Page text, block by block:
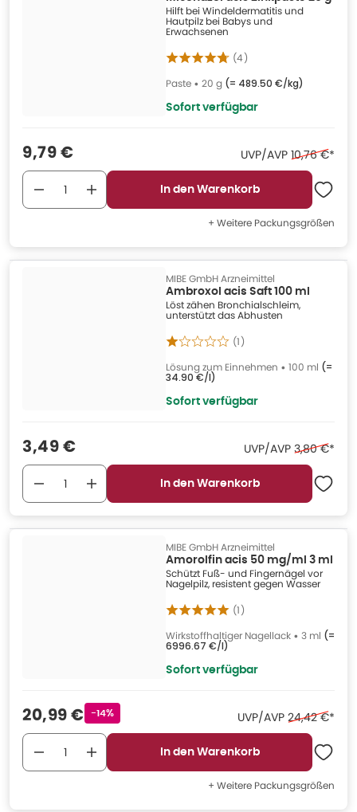
Hilft bei Windeldermatitis und
Hautpilz bei Babys und
Erwachsenen
(4)
Paste • 20 g (= 489.50 €/kg)
Sofort verfügbar
Verkaufspreis
9,79 € UVP/AVP Ehemaliger
10,76 €*
In den Warenkorb
+ Weitere Packungsgrößen
MIBE GmbH Arzneimittel
Ambroxol acis Saft 100 ml
Löst zähen Bronchialschleim,
unterstützt das Abhusten
(1)
Lösung zum Einnehmen • 100 ml (=
34.90 €/l)
Sofort verfügbar
Verkaufspreis
3,49 € UVP/AVP Ehemaliger
3,80 €*
In den Warenkorb
MIBE GmbH Arzneimittel
Amorolfin acis 50 mg/ml 3 ml
Schützt Fuß- und Fingernägel vor
Nagelpilz, resistent gegen Wasser
(1)
Wirkstoffhaltiger Nagellack • 3 ml (=
6996.67 €/l)
Sofort verfügbar
Verkaufspreis
20,99 € Rabattstempel
-14% UVP/AVP Ehemaliger
24,42 €*
In den Warenkorb
+ Weitere Packungsgrößen